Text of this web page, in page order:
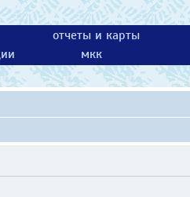
отчеты и карты
мкк